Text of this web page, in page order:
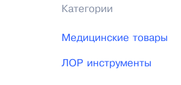
Категории
Медицинские товары
ЛОР инструменты